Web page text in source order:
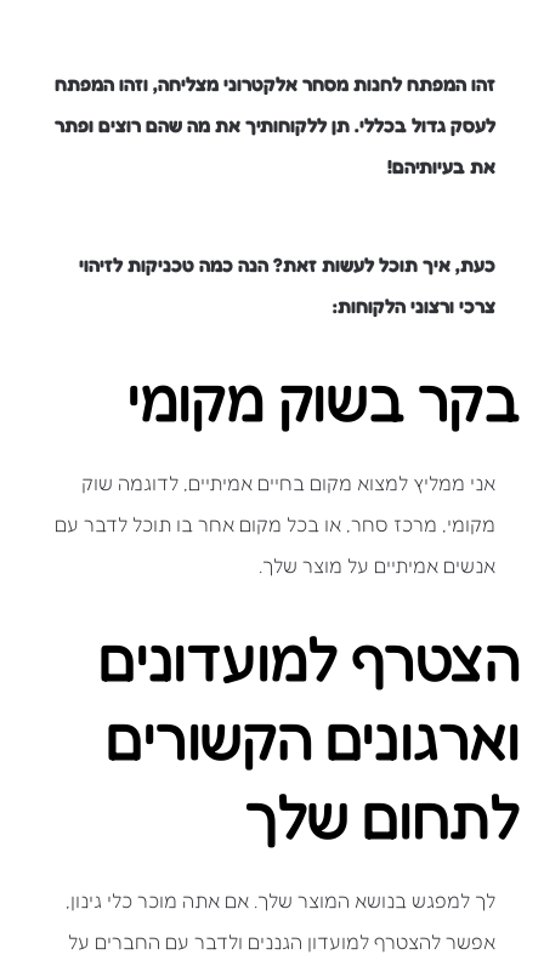
זהו המפתח לחנות מסחר אלקטרוני מצליחה, וזהו המפתח
לעסק גדול בכללי. תן ללקוחותיך את מה שהם רוצים ופתר
את בעיותיהם!
כעת, איך תוכל לעשות זאת? הנה כמה טכניקות לזיהוי
צרכי ורצוני הלקוחות:
בקר בשוק מקומי
אני ממליץ למצוא מקום בחיים אמיתיים, לדוגמה שוק
מקומי, מרכז סחר, או בכל מקום אחר בו תוכל לדבר עם
אנשים אמיתיים על מוצר שלך.
הצטרף למועדונים
וארגונים הקשורים
לתחום שלך
לך למפגש בנושא המוצר שלך. אם אתה מוכר כלי גינון,
אפשר להצטרף למועדון הגננים ולדבר עם החברים על